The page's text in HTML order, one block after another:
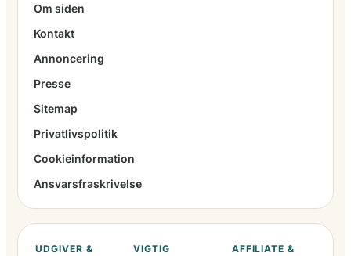
Om siden
Kontakt
Annoncering
Presse
Sitemap
Privatlivspolitik
Cookieinformation
Ansvarsfraskrivelse
UDGIVER &
VIGTIG
AFFILIATE &